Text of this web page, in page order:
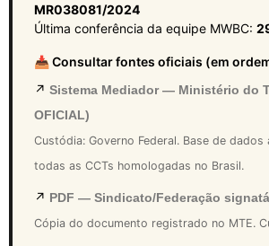
MR038081/2024
Última conferência da equipe MWBC:
📥 Consultar fontes oficiais (em
↗ Sistema Mediador — Ministério do
OFICIAL)
Custódia: Governo Federal. Base de
todas as CCTs homologadas no Brasil.
↗ PDF — Sindicato/Federação
Cópia do documento registrado no MTE.